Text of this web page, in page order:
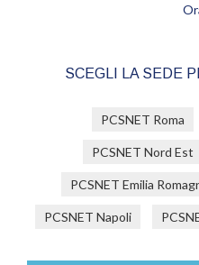
SCEGLI LA SEDE
PCSNET Roma
PCSNET Nord Est
PCSNET Emilia
PCSNET Napoli